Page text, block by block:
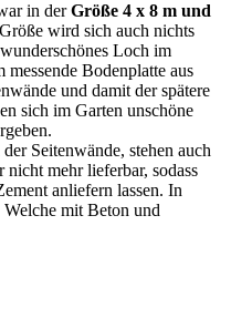
in derGröße 4 x 8 m und
wird sich auch nichts
Loch im
Bodenplatte aus
und damit der spätere
sich im Garten unschöne
Seitenwände, stehen auch
mehr lieferbar, sodass
anliefern lassen. In
Welche mit Beton und